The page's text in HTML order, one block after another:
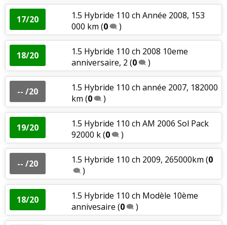
17/20
1.5 Hybride 110 ch Année 2008, 153
000 km (0 )
18/20
1.5 Hybride 110 ch 2008 10eme
anniversaire, 2 (0 )
-- /20
1.5 Hybride 110 ch année 2007, 182000
km (0 )
19/20
1.5 Hybride 110 ch AM 2006 Sol Pack
92000 k(0 )
-- /20 1.5 Hybride 110 ch 2009, 265000km (0
)
18/20
1.5 Hybride 110 ch Modèle 10ème
annivesaire (0 )